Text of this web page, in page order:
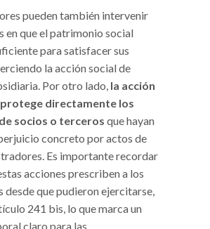
pueden también intervenir
en que el patrimonio social
para satisfacer sus
la acción social de
Por otro lado, la acción
directamente los
socios o terceros que hayan
concreto por actos de
Es importante recordar
acciones prescriben a los
desde que pudieron ejercitarse,
241 bis, lo que marca un
claro para las